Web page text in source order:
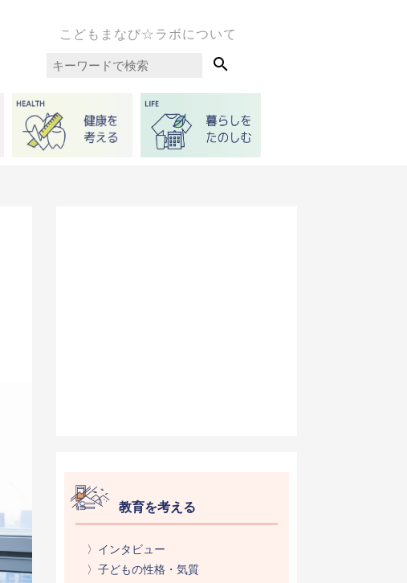
こどもまなび☆ラボについて

教育を考える
〉インタビュー
〉子どもの性格・気質